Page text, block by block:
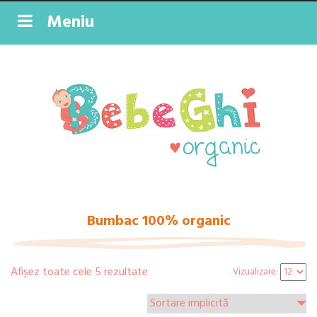
Meniu
Bumbac 100% organic
Afișez toate cele 5 rezultate Vizualizare: